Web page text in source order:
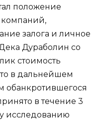
положение
компаний,
залога и личное
Дураболин со
стоимость
в дальнейшем
обанкротившегося
в течение 3
исследованию